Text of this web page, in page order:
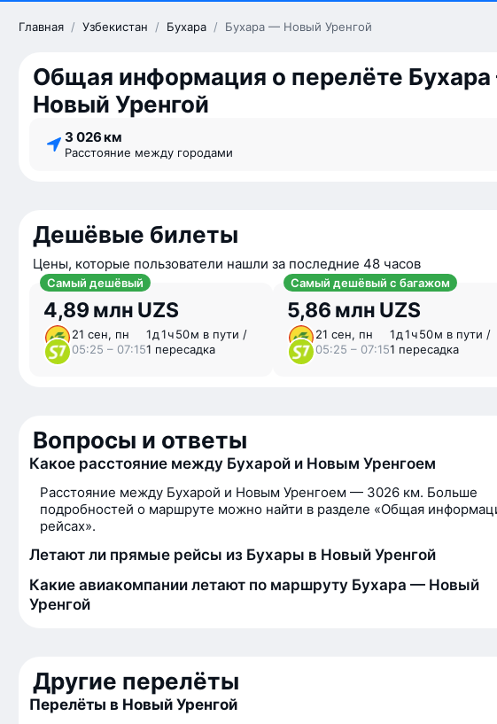
Главная / Узбекистан / Бухара / Бухара — Новый Уренгой
Общая информация о перелёте
Новый Уренгой
3 026 км
Расстояние между городами
Дешёвые билеты
Цены, которые пользователи нашли за последние 48 часов
Самый дешёвый
4,89 млн UZS
21 сен, пн
05:25 – 07:15
1 ⁠д 1 ⁠ч 50 ⁠м в пути /
1 пересадка
Самый дешёвый с багажом
5,86 млн UZS
21 сен, пн
05:25 – 07:15
1 ⁠д 1 ⁠ч 50 ⁠м в пути /
1 пересадка
Вопросы и ответы
Какое расстояние между Бухарой и Новым Уренгоем
Расстояние между Бухарой и Новым Уренгоем — 3026 км. Больше
подробностей о маршруте можно найти в разделе «Общая
рейсах».
Летают ли прямые рейсы из Бухары в Новый Уренгой
Какие авиакомпании летают по маршруту Бухара — Новый
Уренгой
Другие перелёты
Перелёты в Новый Уренгой